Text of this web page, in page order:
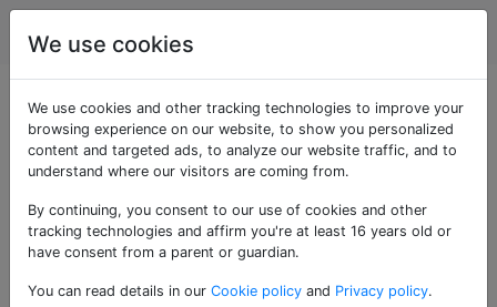
Android
Questions marquées
«sony-xperia-u»
4
Impossible d'explorer des fichiers
sur mon Sony Xperia U à l'aide de
mon ordinateur portable Ubuntu
We use cookies
We use cookies and other tracking technologies to improve your
browsing experience on our website, to show you personalized
content and targeted ads, to analyze our website traffic, and to
understand where our visitors are coming from.
By continuing, you consent to our use of cookies and other
tracking technologies and affirm you're at least 16 years old or
have consent from a parent or guardian.
You can read details in our Cookie policy and Privacy policy.